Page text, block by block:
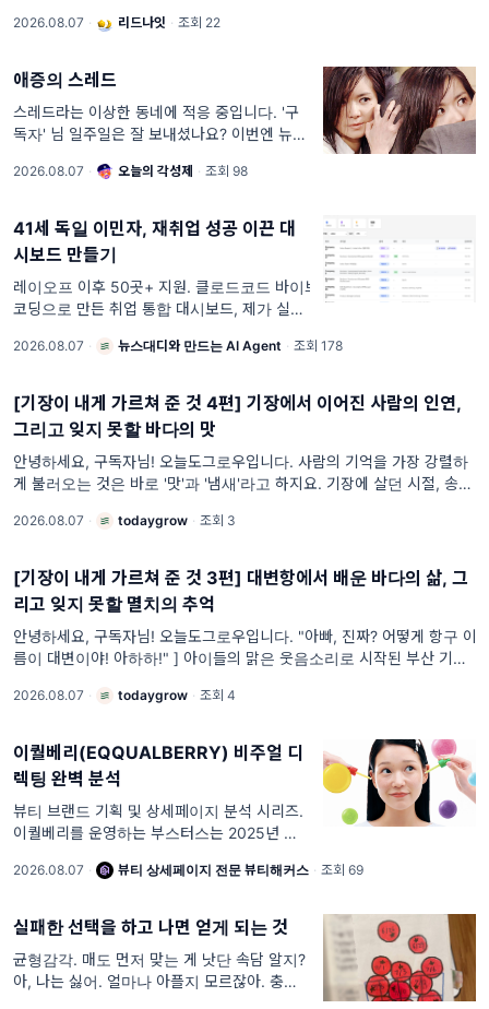
2026.08.07 · 리드나잇 · 조회 22
애증의 스레드
스레드라는 이상한 동네에 적응 중입니다. '구
독자' 님 일주일은 잘 보내셨나요? 이번엔 뉴스
먹고 오늘은 누워있었습니다.... 나이 50 넘으
2026.08.07 · 오늘의 각성제 · 조회 98
41세 독일 이민자, 재취업 성공 이끈 대
시보드 만들기
레이오프 이후 50곳+ 지원. 클로드코드 바이브
코딩으로 만든 취업 통합 대시보드, 제가 실제
문과 출신이고, 코딩은 지금도 못 합니다. 레이
처 현황과 next step을 관리할 수 있는 ...
2026.08.07 · 뉴스대디와 만드는 AI Agent · 조회 178
[기장이 내게 가르쳐 준 것 4편] 기장에서 이어진 사람의 인연,
그리고 잊지 못할 바다의 맛
안녕하세요, 구독자님! 오늘도그로우입니다. 사람의 기억을 가장 강렬하
게 불러오는 것은 바로 '맛'과 '냄새'라고 하지요. 기장에 살던 시절, 송정
2026.08.07 · todaygrow · 조회 3
[기장이 내게 가르쳐 준 것 3편] 대변항에서 배운 바다의 삶, 그
리고 잊지 못할 멸치의 추억
안녕하세요, 구독자님! 오늘도그로우입니다. "아빠, 진짜? 어떻게 항구 이
름이 대변이야! 아하하!" ] 아이들의 맑은 웃음소리로 시작된 부산 기장 대
2026.08.07 · todaygrow · 조회 4
이퀄베리(EQQUALBERRY) 비주얼 디
렉팅 완벽 분석
뷰티 브랜드 기획 및 상세페이지 분석 시리즈.
이퀄베리를 운영하는 부스터스는 2025년 매출
니다. 그리고 2026년 2월, 이퀄베리 비타민 일
2026.08.07 · 뷰티 상세페이지 전문 뷰티해커스 · 조회 69
실패한 선택을 하고 나면 얻게 되는 것
균형감각. 매도 먼저 맞는 게 낫단 속담 알지?
아, 나는 싫어. 얼마나 아플지 모르잖아. 충분히